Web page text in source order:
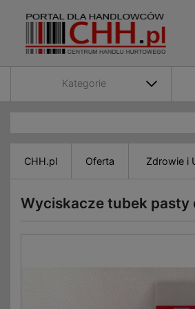
Kategorie
CHH.pl Oferta Zdrowie i
Wyciskacze tubek